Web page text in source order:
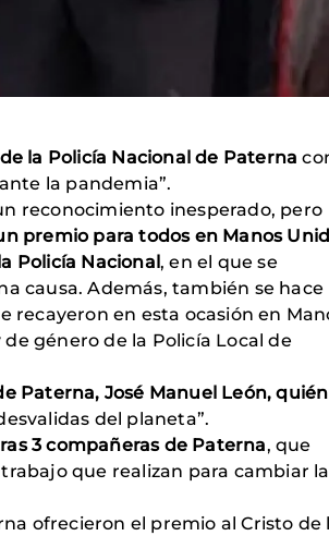
la Policía Nacional de Paterna
la pandemia”.
reconocimiento inesperado, pero
premio para todos en Manos
Policía Nacional, en el que se
causa. Además, también se hace
recayeron en esta ocasión en
género de la Policía Local de
Paterna, José Manuel León, quién
del planeta”.
3 compañeras de Paterna, que
que realizan para cambiar la
ofrecieron el premio al Cristo de